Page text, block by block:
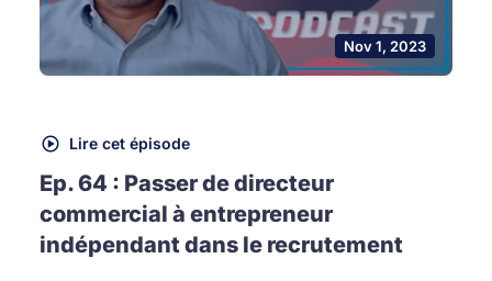
Nov 1, 2023
Lire cet épisode
Ep. 64 : Passer de directeur
commercial à entrepreneur
indépendant dans le recrutement